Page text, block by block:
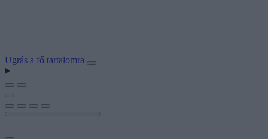
Ugrás a fő tartalomra